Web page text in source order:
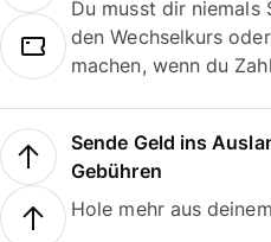
Du musst dir niemals
den Wechselkurs
machen, wenn du
Sende Geld ins
Gebühren
Hole mehr aus